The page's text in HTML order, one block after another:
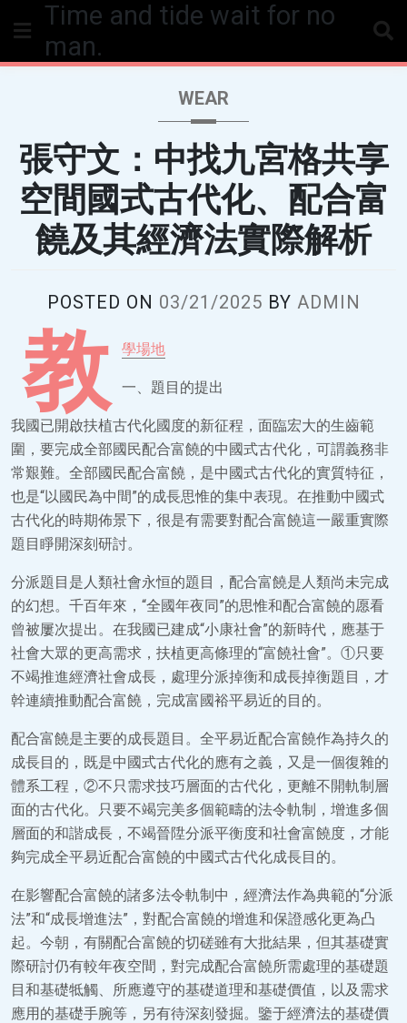
Time and tide wait for no
man.
WEAR
張守文：中找九宮格共享
空間國式古代化、配合富
饒及其經濟法實際解析
POSTED ON 03/21/2025 BY ADMIN
教 學場地
一、題目的提出
我國已開啟扶植古代化國度的新征程，面臨宏大的生齒範
圍，要完成全部國民配合富饒的中國式古代化，可謂義務非
常艱難。全部國民配合富饒，是中國式古代化的實質特征，
也是“以國民為中間”的成長思惟的集中表現。在推動中國式
古代化的時期佈景下，很是有需要對配合富饒這一嚴重實際
題目睜開深刻研討。
分派題目是人類社會永恒的題目，配合富饒是人類尚未完成
的幻想。千百年來，“全國年夜同”的思惟和配合富饒的愿看
曾被屢次提出。在我國已建成“小康社會”的新時代，應基于
社會大眾的更高需求，扶植更高條理的“富饒社會”。①只要
不竭推進經濟社會成長，處理分派掉衡和成長掉衡題目，才
幹連續推動配合富饒，完成富國裕平易近的目的。
配合富饒是主要的成長題目。全平易近配合富饒作為持久的
成長目的，既是中國式古代化的應有之義，又是一個復雜的
體系工程，②不只需求技巧層面的古代化，更離不開軌制層
面的古代化。只要不竭完美多個範疇的法令軌制，增進多個
層面的和諧成長，不竭晉陞分派平衡度和社會富饒度，才能
夠完成全平易近配合富饒的中國式古代化成長目的。
在影響配合富饒的諸多法令軌制中，經濟法作為典範的“分派
法”和“成長增進法”，對配合富饒的增進和保證感化更為凸
起。今朝，有關配合富饒的切磋雖有大批結果，但其基礎實
際研討仍有較年夜空間，對完成配合富饒所需處理的基礎題
目和基礎牴觸、所應遵守的基礎道理和基礎價值，以及需求
應用的基礎手腕等，另有待深刻發掘。鑒于經濟法的基礎價